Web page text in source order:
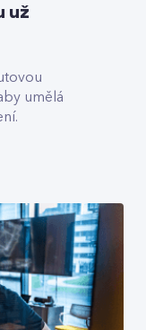
už
umělá